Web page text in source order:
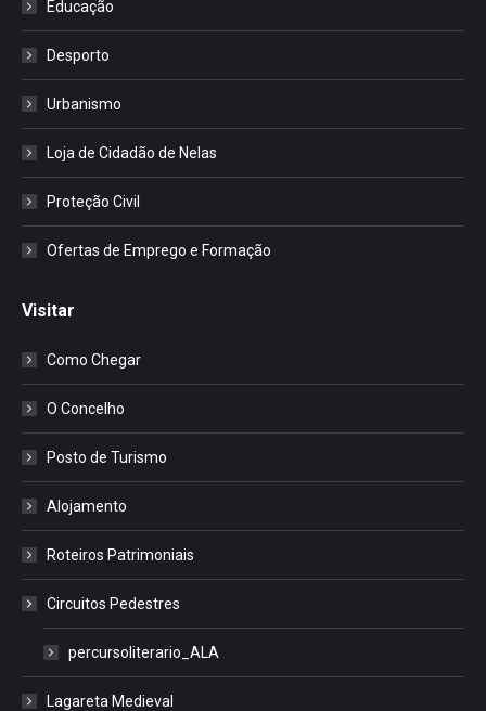
Educação
Desporto
Urbanismo
Loja de Cidadão de Nelas
Proteção Civil
Ofertas de Emprego e Formação
Visitar
Como Chegar
O Concelho
Posto de Turismo
Alojamento
Roteiros Patrimoniais
Circuitos Pedestres
percursoliterario_ALA
Lagareta Medieval